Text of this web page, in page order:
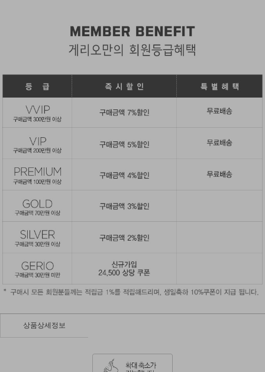
상품상세정보